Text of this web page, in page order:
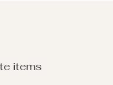
items